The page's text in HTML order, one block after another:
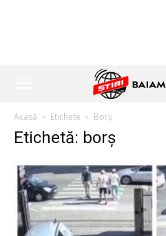
Acasă Etichete Borș
Etichetă: borș